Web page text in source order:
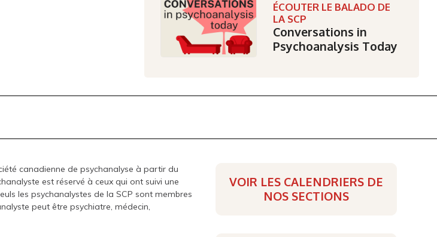
ÉCOUTER LE BALADO DE
LA SCP
Conversations in
Psychoanalysis Today
canadienne de psychanalyse à partir du
est réservé à ceux qui ont suivi une
les psychanalystes de la SCP sont membres
peut être psychiatre, médecin,
VOIR LES CALENDRIERS DE
NOS SECTIONS